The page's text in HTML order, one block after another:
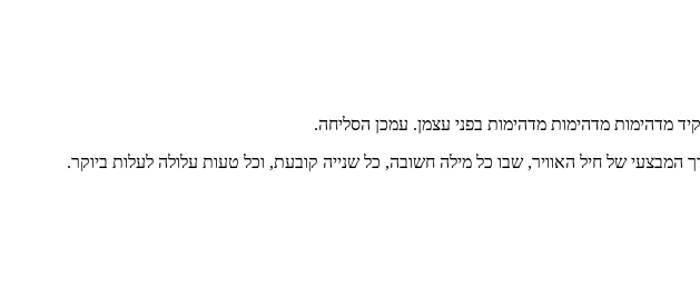
מדהימות מדהימות מדהימות בפני עצמן. עמכן הסליחה.
של חיל האוויר, שבו כל מילה חשובה, כל שנייה קובעת, וכל טעות עלולה לעלות ביוקר.